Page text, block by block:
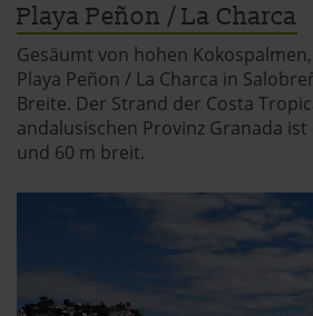
Playa Peñon / La Charca
Gesäumt von hohen
Playa Peñon / La Charca in
Breite. Der Strand der Costa
andalusischen Provinz Granada ist
und 60 m breit.